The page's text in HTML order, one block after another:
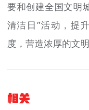
要和创建全国文明
清洁日”活动，提
度，营造浓厚的文
相关